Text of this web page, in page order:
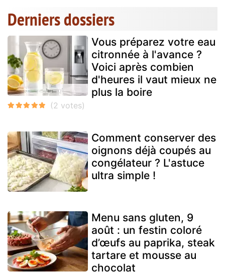
Derniers dossiers
Vous préparez votre eau
citronnée à l'avance ?
Voici après combien
d'heures il vaut mieux ne
plus la boire
Comment conserver des
oignons déjà coupés au
congélateur ? L'astuce
ultra simple !
Menu sans gluten, 9
août : un festin coloré
d’œufs au paprika, steak
tartare et mousse au
chocolat